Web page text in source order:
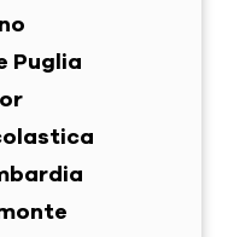
Puglia